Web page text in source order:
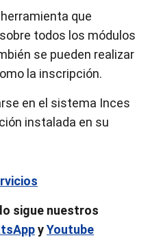
que
todos los módulos
se pueden realizar
la inscripción.
en el sistema Inces
instalada en su
sigue nuestros
yYoutube